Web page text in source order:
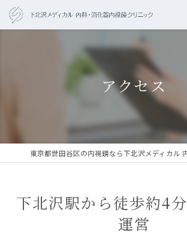
アクセス
下北沢駅から徒歩約4
運営